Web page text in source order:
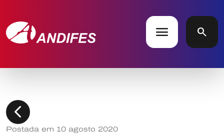
menu search
chevron_left
Postada em 10 agosto 2020